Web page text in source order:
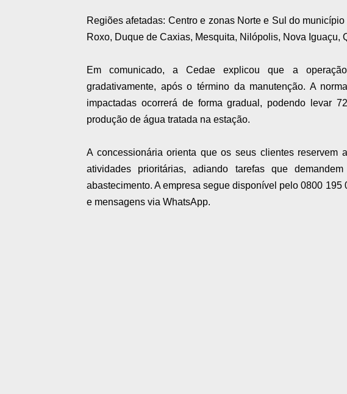
Regiões afetadas: Centro e zonas Norte e Sul do
Roxo, Duque de Caxias, Mesquita, Nilópolis, Nova Iguaçu,
Em comunicado, a Cedae explicou que a
gradativamente, após o término da manutenção. A
impactadas ocorrerá de forma gradual, podendo levar
produção de água tratada na estação.
A concessionária orienta que os seus clientes reservem
atividades prioritárias, adiando tarefas que
abastecimento. A empresa segue disponível pelo 0800
e mensagens via WhatsApp.